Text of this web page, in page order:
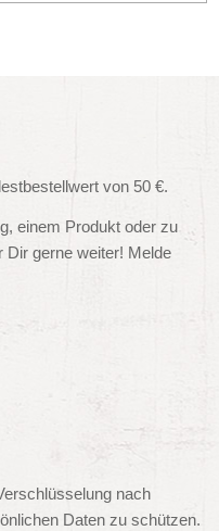
von 50 €.
einem Produkt oder zu
Dir gerne weiter! Melde
nach
Daten zu schützen.